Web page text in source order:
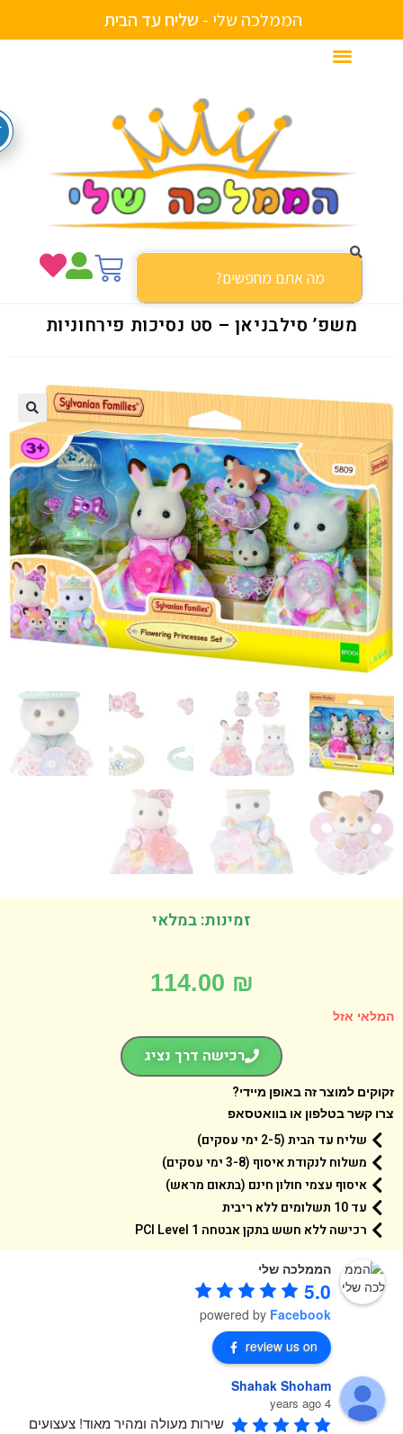
הממלכה שלי -של יחעדהבית מ
משפ’ סילבניאן – סט נסיכות פירחוניות
זמינות: במלאי
114.00
אזל
רכישה דרך נציג
למוצר זה באופן מיידי?
קשר בטלפון או בוואטסאפ
שליח עד הבית (2-5 ימי עסקים)
משלוח לנקודת איסוף (3-8 ימי עסקים)
איסוף עצמי חולון חינם (בתאום מראש)
עד 10 תשלומים ללא ריבית
רכישה ללא חשש בתקן אבטחה 1 PCI Level
הממלכה שלי
5.0
powered byFacebook
review us on
Shahak Shoham
4 years ago
שירות מעולה ומהיר מאוד! צעצועים